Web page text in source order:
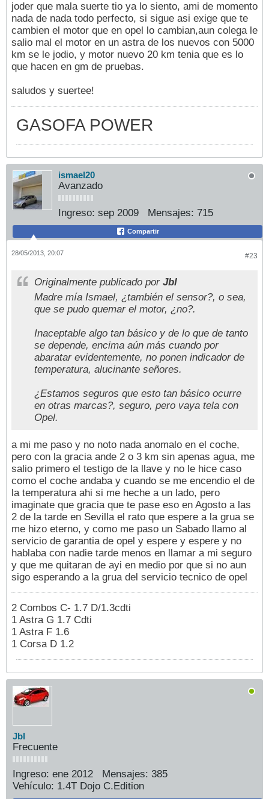
joder que mala suerte tio ya lo siento, ami de momento
nada de nada todo perfecto, si sigue asi exige que te
cambien el motor que en opel lo cambian,aun colega le
salio mal el motor en un astra de los nuevos con 5000
km se le jodio, y motor nuevo 20 km tenia que es lo
que hacen en gm de pruebas.
saludos y suertee!
GASOFA POWER
ismael20
Avanzado
Ingreso: sep 2009 Mensajes: 715
Compartir
#23
28/05/2013, 20:07
Originalmente publicado por Jbl
Madre mía Ismael, ¿también el sensor?, o sea,
que se pudo quemar el motor, ¿no?.
Inaceptable algo tan básico y de lo que de tanto
se depende, encima aún más cuando por
abaratar evidentemente, no ponen indicador de
temperatura, alucinante señores.
¿Estamos seguros que esto tan básico ocurre
en otras marcas?, seguro, pero vaya tela con
Opel.
a mi me paso y no noto nada anomalo en el coche,
pero con la gracia ande 2 o 3 km sin apenas agua, me
salio primero el testigo de la llave y no le hice caso
como el coche andaba y cuando se me encendio el de
la temperatura ahi si me heche a un lado, pero
imaginate que gracia que te pase eso en Agosto a las
2 de la tarde en Sevilla el rato que espere a la grua se
me hizo eterno, y como me paso un Sabado llamo al
servicio de garantia de opel y espere y espere y no
hablaba con nadie tarde menos en llamar a mi seguro
y que me quitaran de ayi en medio por que si no aun
sigo esperando a la grua del servicio tecnico de opel
2 Combos C- 1.7 D/1.3cdti
1 Astra G 1.7 Cdti
1 Astra F 1.6
1 Corsa D 1.2
Jbl
Frecuente
Ingreso: ene 2012 Mensajes: 385
Vehículo: 1.4T Dojo C.Edition